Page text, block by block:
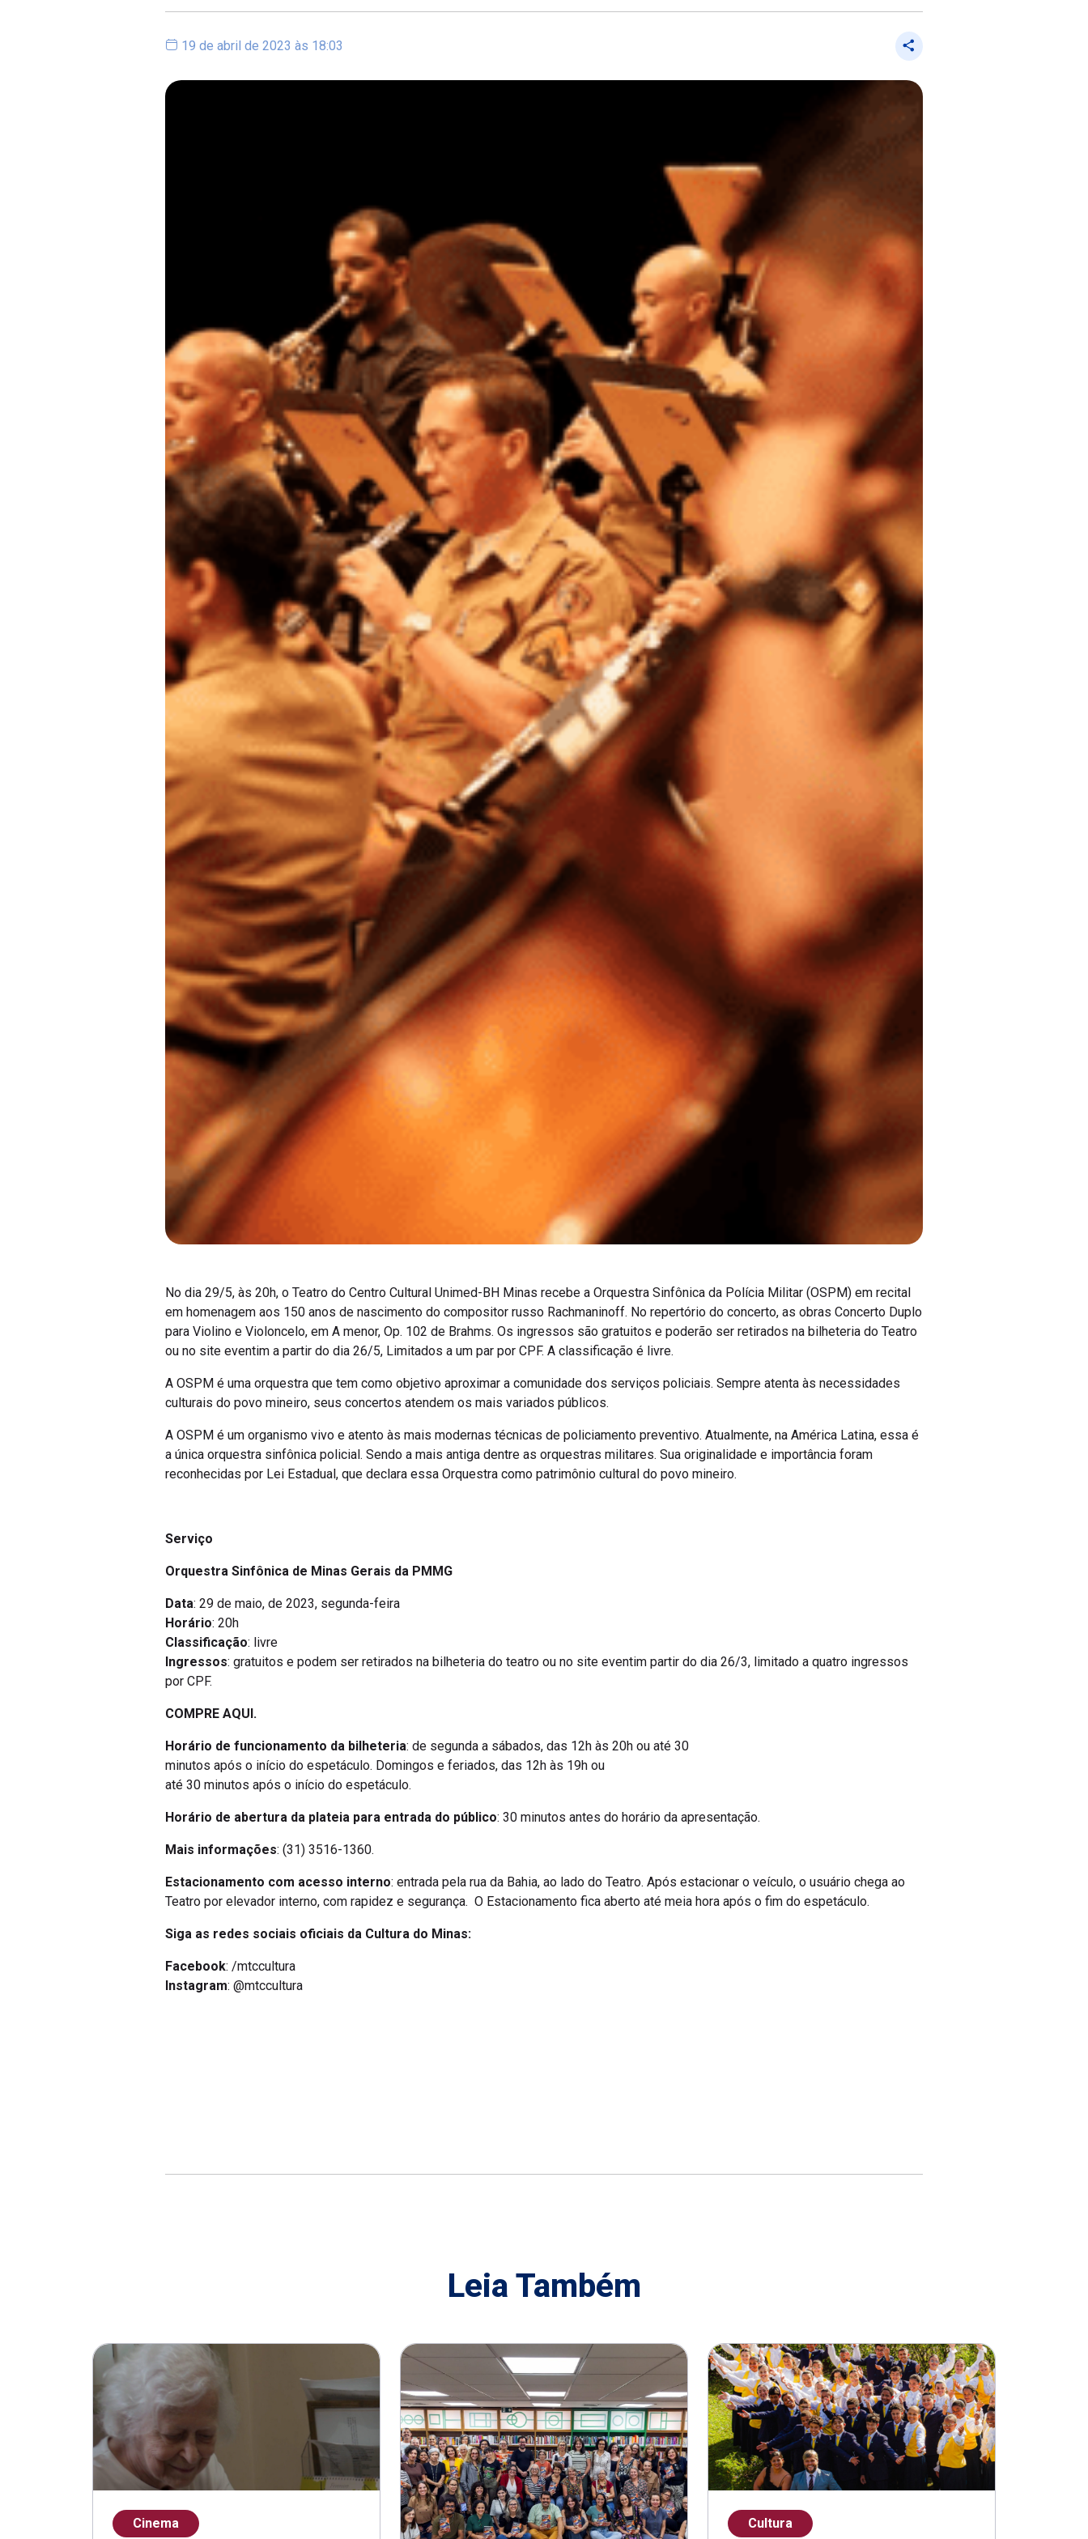
19 de abril de 2023 às 18:03
No dia 29/5, às 20h, o Teatro do Centro Cultural Unimed-BH Minas recebe a Orquestra Sinfônica da Polícia Militar (OSPM) em recital
em homenagem aos 150 anos de nascimento do compositor russo Rachmaninoff. No repertório do concerto, as obras Concerto Duplo
para Violino e Violoncelo, em A menor, Op. 102 de Brahms. Os ingressos são gratuitos e poderão ser retirados na bilheteria do Teatro
ou no site eventim a partir do dia 26/5, Limitados a um par por CPF. A classificação é livre.
A OSPM é uma orquestra que tem como objetivo aproximar a comunidade dos serviços policiais. Sempre atenta às necessidades
culturais do povo mineiro, seus concertos atendem os mais variados públicos.
A OSPM é um organismo vivo e atento às mais modernas técnicas de policiamento preventivo. Atualmente, na América Latina, essa é
a única orquestra sinfônica policial. Sendo a mais antiga dentre as orquestras militares. Sua originalidade e importância foram
reconhecidas por Lei Estadual, que declara essa Orquestra como patrimônio cultural do povo mineiro.
Serviço
Orquestra Sinfônica de Minas Gerais da PMMG
Data: 29 de maio, de 2023, segunda-feira
Horário: 20h
Classificação: livre
Ingressos: gratuitos e podem ser retirados na bilheteria do teatro ou no site eventim partir do dia 26/3, limitado a quatro ingressos
por CPF.
COMPRE AQUI.
Horário de funcionamento da bilheteria: de segunda a sábados, das 12h às 20h ou até 30
minutos após o início do espetáculo. Domingos e feriados, das 12h às 19h ou
até 30 minutos após o início do espetáculo.
Horário de abertura da plateia para entrada do público: 30 minutos antes do horário da apresentação.
Mais informações: (31) 3516-1360.
Estacionamento com acesso interno: entrada pela rua da Bahia, ao lado do Teatro. Após estacionar o veículo, o usuário chega ao
Teatro por elevador interno, com rapidez e segurança. O Estacionamento fica aberto até meia hora após o fim do espetáculo.
Siga as redes sociais oficiais da Cultura do Minas:
Facebook: /mtccultura
Instagram: @mtccultura
Leia Também
Cinema Cultura